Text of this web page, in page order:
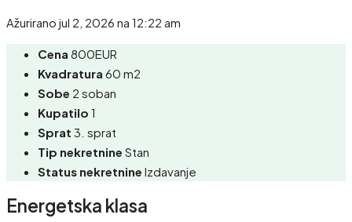
Ažurirano jul 2, 2026 na 12:22 am
Cena 800EUR
Kvadratura 60 m2
Sobe 2 soban
Kupatilo 1
Sprat 3. sprat
Tip nekretnine Stan
Status nekretnine Izdavanje
Energetska klasa